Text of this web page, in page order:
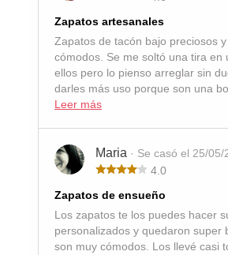
Zapatos artesanales
Zapatos de tacón bajo preciosos
cómodos. Se me soltó una tira en
ellos pero lo pienso arreglar sin
darles más uso porque son una
Leer más
Maria · Se casó el 25/05/
4.0
Zapatos de ensueño
Los zapatos te los puedes hacer
personalizados y quedaron super
son muy cómodos. Los llevé casi